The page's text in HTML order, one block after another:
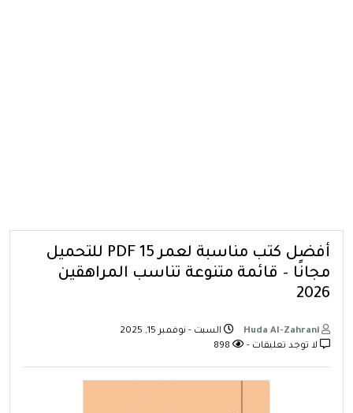
أفضل كتب مناسبة لعمر 15 PDF للتحميل
مجانًا – قائمة متنوعة تناسب المراهقين
2026
السبت - نوفمبر 15, 2025
لا توجد تعليقات -